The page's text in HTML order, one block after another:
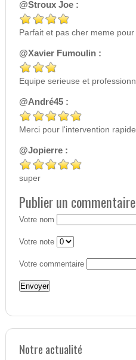
@Stroux Joe :
Parfait et pas cher meme
@Xavier Fumoulin :
Equipe serieuse et
@André45 :
Merci pour l'intervention rapide
@Jopierre :
super
Publier un commentaire
Votre nom
Votre note
Votre commentaire
Notre actualité